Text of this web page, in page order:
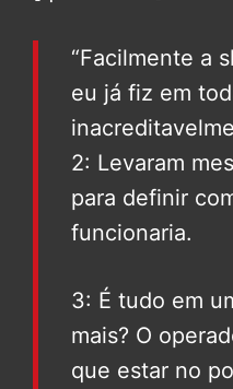
“Facilmente a
eu já fiz em
2: Levaram
para definir
funcionaria.
3: É tudo em
mais? O
que estar no